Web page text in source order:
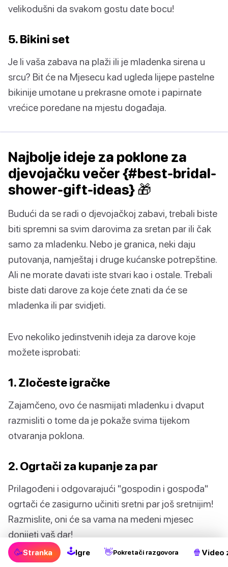
velikodušni da svakom gostu date bocu!
5. Bikini set
Je li vaša zabava na plaži ili je mladenka sirena u
srcu? Bit će na Mjesecu kad ugleda lijepe pastelne
bikinije umotane u prekrasne omote i papirnate
vrećice poredane na mjestu događaja.
Najbolje ideje za poklone za
djevojačku večer {#best-bridal-
shower-gift-ideas} 🎁
Budući da se radi o djevojačkoj zabavi, trebali biste
biti spremni sa svim darovima za sretan par ili čak
samo za mladenku. Nebo je granica, neki daju
putovanja, namještaj i druge kućanske potrepštine.
Ali ne morate davati iste stvari kao i ostale. Trebali
biste dati darove za koje ćete znati da će se
mladenka ili par svidjeti.
Evo nekoliko jedinstvenih ideja za darove koje
možete isprobati:
1. Zločeste igračke
Zajamčeno, ovo će nasmijati mladenku i dvaput
razmisliti o tome da je pokaže svima tijekom
otvaranja poklona.
2. Ogrtači za kupanje za par
Prilagođeni i odgovarajući "gospodin i gospođa"
ogrtači će zasigurno učiniti sretni par još sretnijim!
Razmislite, oni će sa vama na medeni mjesec
donijeti vaš dar!
🥳Stranka 🕹Igre 👋Pokretači razgovora 🍿 Video